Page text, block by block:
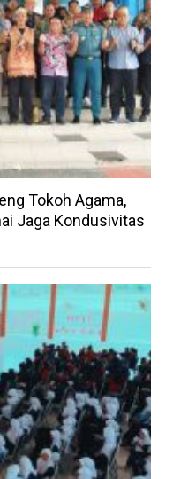
Tokoh Agama,
Jaga Kondusivitas